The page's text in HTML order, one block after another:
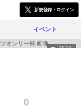
新規登録・ログイン
イベント
3586
0